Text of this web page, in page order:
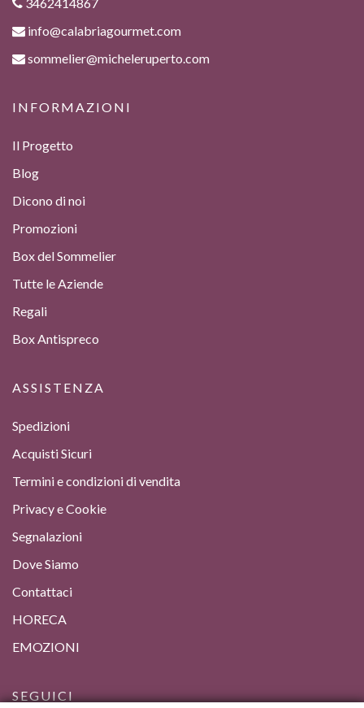
3462414867
info@calabriagourmet.com
sommelier@micheleruperto.com
INFORMAZIONI
Il Progetto
Blog
Dicono di noi
Promozioni
Box del Sommelier
Tutte le Aziende
Regali
Box Antispreco
ASSISTENZA
Spedizioni
Acquisti Sicuri
Termini e condizioni di vendita
Privacy e Cookie
Segnalazioni
Dove Siamo
Contattaci
HORECA
EMOZIONI
SEGUICI